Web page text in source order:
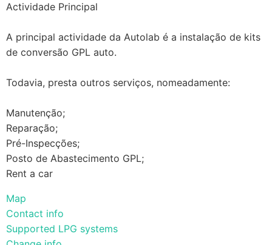
Actividade Principal
A principal actividade da Autolab é a instalação de kits
de conversão GPL auto.
Todavia, presta outros serviços, nomeadamente:
Manutenção;
Reparação;
Pré-Inspecções;
Posto de Abastecimento GPL;
Rent a car
Map
Contact info
Supported LPG systems